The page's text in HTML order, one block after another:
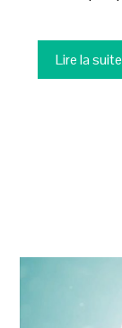
Lire la suite